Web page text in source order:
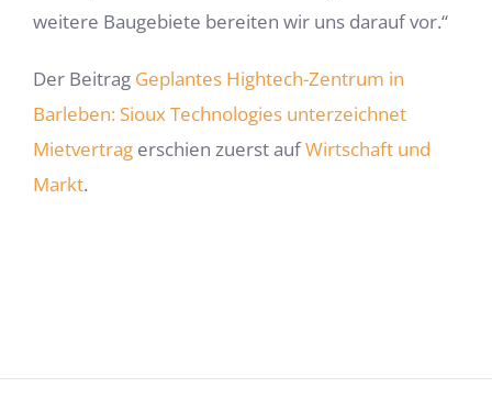
weitere Baugebiete bereiten wir uns darauf vor.“
Der Beitrag Geplantes Hightech-Zentrum in
Barleben: Sioux Technologies unterzeichnet
Mietvertrag erschien zuerst aufWirtschaft und
Markt.